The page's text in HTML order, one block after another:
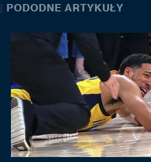
| PODODNE ARTYKUŁY